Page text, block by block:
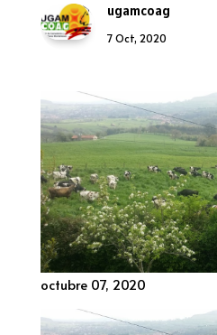
ugamcoag
7 Oct, 2020
octubre 07, 2020